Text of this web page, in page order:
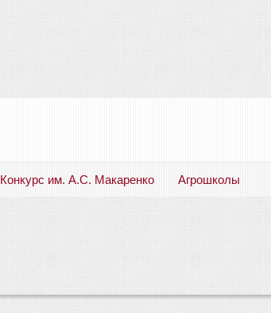
Конкурс им. А.С. Макаренко Агрошколы